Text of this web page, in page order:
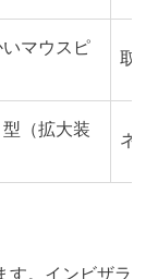
マウスピ
取
（拡大装
ネ
す。インビザラ